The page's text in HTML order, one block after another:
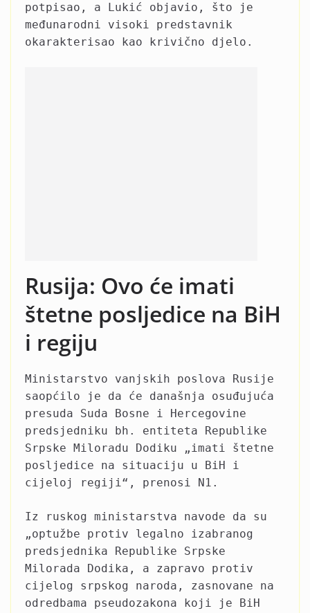
potpisao, a Lukić objavio, što je
međunarodni visoki predstavnik
okarakterisao kao krivično djelo.
Rusija: Ovo će imati
štetne posljedice na BiH
i regiju
Ministarstvo vanjskih poslova Rusije
saopćilo je da će današnja osuđujuća
presuda Suda Bosne i Hercegovine
predsjedniku bh. entiteta Republike
Srpske Miloradu Dodiku „imati štetne
posljedice na situaciju u BiH i
cijeloj regiji“, prenosi N1.
Iz ruskog ministarstva navode da su
„optužbe protiv legalno izabranog
predsjednika Republike Srpske
Milorada Dodika, a zapravo protiv
cijelog srpskog naroda, zasnovane na
odredbama pseudozakona koji je BiH